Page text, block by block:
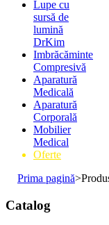
Lupe cu
sursă de
lumină
DrKim
Imbrăcăminte
Compresivă
Aparatură
Medicală
Aparatură
Corporală
Mobilier
Medical
Oferte
Prima pagină>
Catalog